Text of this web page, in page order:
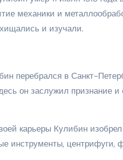
механики и
и изучали.
перебрался в Санкт-
он заслужил признание
карьеры Кулибин
инструменты, центрифуги,